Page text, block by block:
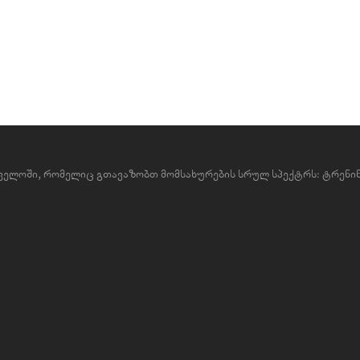
რომელიც გთავაზობთ მომსახურების სრულ სპექტრს: